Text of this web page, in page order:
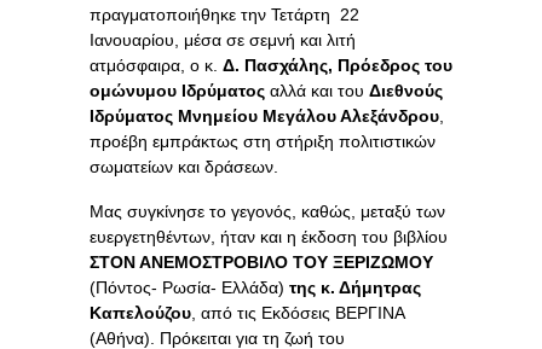
πραγματοποιήθηκε την Τετάρτη 22
Ιανουαρίου, μέσα σε σεμνή και λιτή
ατμόσφαιρα, ο κ. Δ. Πασχάλης, Πρόεδρος του
ομώνυμου Ιδρύματος αλλά και του Διεθνούς
Ιδρύματος Μνημείου Μεγάλου Αλεξάνδρου
προέβη εμπράκτως στη στήριξη πολιτιστικών
σωματείων και δράσεων.
Μας συγκίνησε το γεγονός, καθώς, μεταξύ των
ευεργετηθέντων, ήταν και η έκδοση του βιβλίου
ΣΤΟΝ ΑΝΕΜΟΣΤΡΟΒΙΛΟ ΤΟΥ ΞΕΡΙΖΩΜΟΥ
(Πόντος- Ρωσία- Ελλάδα) της κ. Δήμητρας
Καπελούζου , από τις Εκδόσεις ΒΕΡΓΙΝΑ
(Αθήνα). Πρόκειται για τη ζωή του